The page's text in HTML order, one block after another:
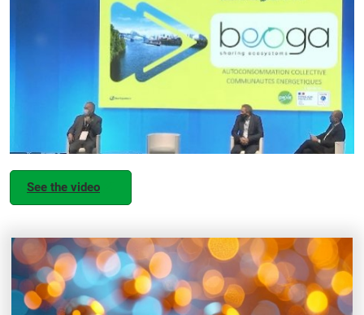
See the video